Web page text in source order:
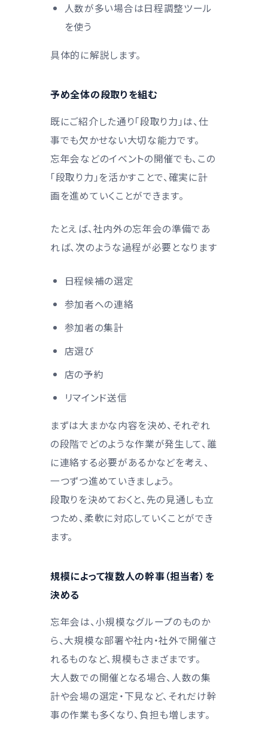
人数が多い場合は日程調整ツール
を使う
具体的に解説します。
予め全体の段取りを組む
既にご紹介した通り「段取り力」は、仕
事でも欠かせない大切な能力です。
忘年会などのイベントの開催でも、この
「段取り力」を活かすことで、確実に計
画を進めていくことができます。
たとえば、社内外の忘年会の準備であ
れば、次のような過程が必要となります
日程候補の選定
参加者への連絡
参加者の集計
店選び
店の予約
リマインド送信
まずは大まかな内容を決め、それぞれ
の段階でどのような作業が発生して、誰
に連絡する必要があるかなどを考え、
一つずつ進めていきましょう。
段取りを決めておくと、先の見通しも立
つため、柔軟に対応していくことができ
ます。
規模によって複数人の幹事（担当者）を
決める
忘年会は、小規模なグループのものか
ら、大規模な部署や社内・社外で開催さ
れるものなど、規模もさまざまです。
大人数での開催となる場合、人数の集
計や会場の選定・下見など、それだけ幹
事の作業も多くなり、負担も増します。